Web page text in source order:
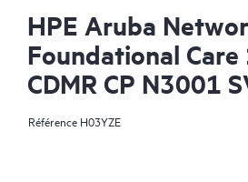
HPE Aruba
Foundational Care
CDMR CP N3001
Référence H03YZE